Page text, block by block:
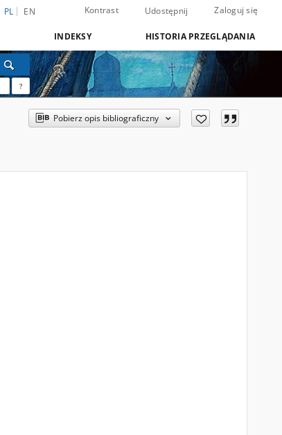
PL EN Kontrast Udostępnij Zaloguj się
INDEKSY HISTORIA PRZEGLĄDANIA
?
Pobierz opis bibliograficzny